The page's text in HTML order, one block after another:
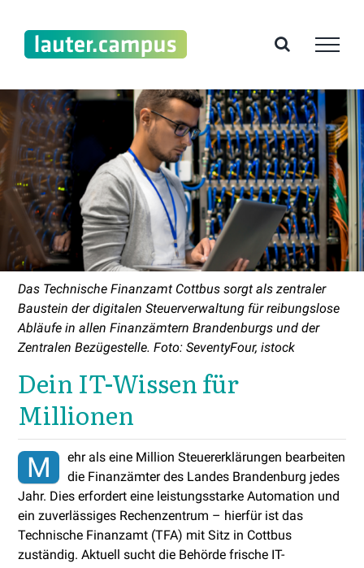
Inhalt
springen
Das Technische Finanzamt Cottbus sorgt als zentraler
Baustein der digitalen Steuerverwaltung für reibungslose
Abläufe in allen Finanzämtern Brandenburgs und der
Zentralen Bezügestelle. Foto: SeventyFour, istock
Dein IT-Wissen für
Millionen
M
ehr als eine Million Steuererklärungen bearbeiten
die Finanzämter des Landes Brandenburg jedes
Jahr. Dies erfordert eine leistungsstarke Automation und
ein zuverlässiges Rechenzentrum – hierfür ist das
Technische Finanzamt (TFA) mit Sitz in Cottbus
zuständig. Aktuell sucht die Behörde frische IT-